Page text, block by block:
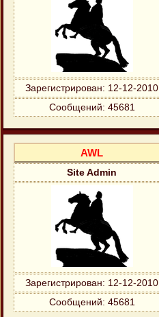
Зарегистрирован: 12-12-2010
Сообщений: 45681
AWL
Site Admin
Зарегистрирован: 12-12-2010
Сообщений: 45681